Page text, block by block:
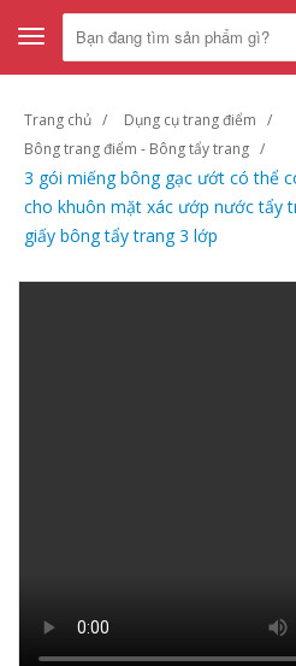
Toggle
navigation
Trang chủ
Dụng cụ trang điểm
Bông trang điểm - Bông tẩy trang
3 gói miếng bông gạc ướt có thể
cho khuôn mặt xác ướp nước tẩy
giấy bông tẩy trang 3 lớp